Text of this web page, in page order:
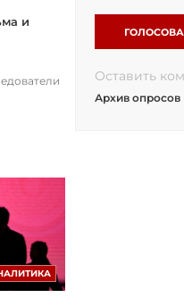
и
Оставить
Архив опросов